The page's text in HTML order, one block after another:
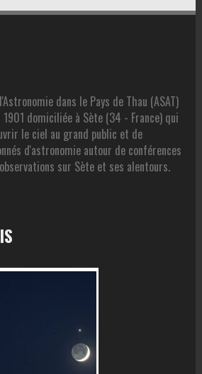
dans le Pays de Thau (ASAT)
domiciliée à Sète (34 - France) qui
le ciel au grand public et de
d'astronomie autour de conférences
sur Sète et ses alentours.